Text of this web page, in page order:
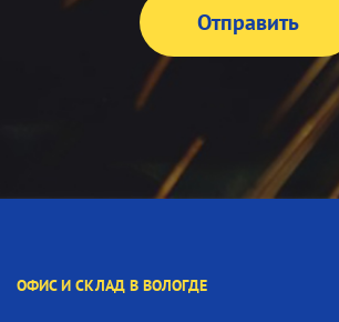
ОФИС И СКЛАД В ВОЛОГДЕ